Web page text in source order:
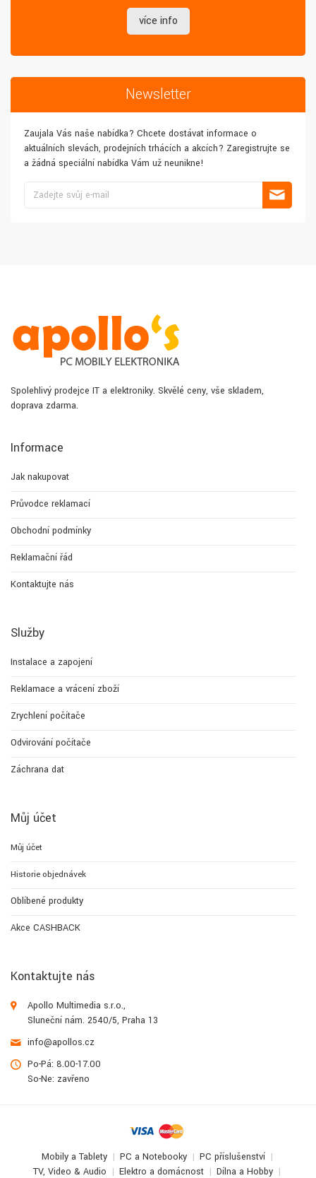
více info
Newsletter
Zaujala Vás naše nabídka? Chcete dostávat informace o
aktuálních slevách, prodejních trhácích a akcích? Zaregistrujte se
a žádná speciální nabídka Vám už neunikne!
Spolehlivý prodejce IT a elektroniky. Skvělé ceny, vše skladem,
doprava zdarma.
Informace
Jak nakupovat
Průvodce reklamací
Obchodní podmínky
Reklamační řád
Kontaktujte nás
Služby
Instalace a zapojení
Reklamace a vrácení zboží
Zrychlení počítače
Odvirování počítače
Záchrana dat
Můj účet
Můj účet
Historie objednávek
Oblíbené produkty
Akce CASHBACK
Kontaktujte nás
Apollo Multimedia s.r.o.,
Sluneční nám. 2540/5, Praha 13
info@apollos.cz
Po-Pá: 8.00-17.00
So-Ne: zavřeno
Mobily a Tablety PC a Notebooky
PC příslušenství
TV, Video & Audio
Elektro a domácnost Dílna a Hobby